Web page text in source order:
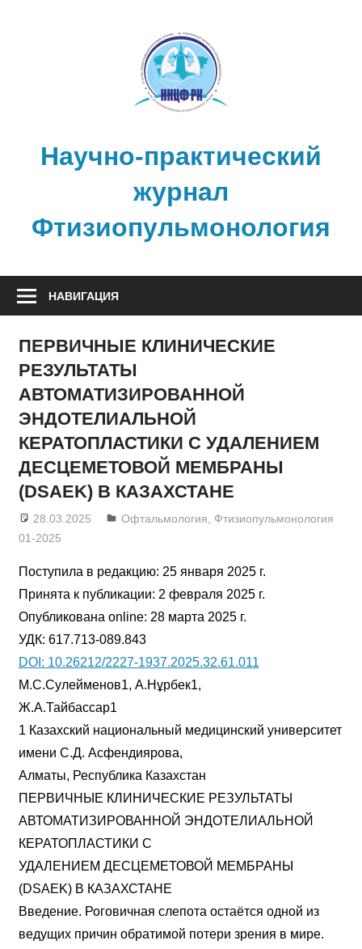
Научно-практический
журнал
Фтизиопульмонология
НАВИГАЦИЯ
ПЕРВИЧНЫЕ КЛИНИЧЕСКИЕ
РЕЗУЛЬТАТЫ
АВТОМАТИЗИРОВАННОЙ
ЭНДОТЕЛИАЛЬНОЙ
КЕРАТОПЛАСТИКИ С УДАЛЕНИЕМ
ДЕСЦЕМЕТОВОЙ МЕМБРАНЫ
(DSAEK) В КАЗАХСТАНЕ
28.03.2025 admin
Офтальмология
Фтизиопульмонология
01-2025
Поступила в редакцию: 25 января 2025 г.
Принята к публикации: 2 февраля 2025 г.
Опубликована online: 28 марта 2025 г.
УДК: 617.713-089.843
DOI: 10.26212/2227-1937.2025.32.61.011
М.С.Сулейменов1, А.Нұрбек1,
Ж.А.Тайбассар1
1 Казахский национальный медицинский университет
имени С.Д. Асфендиярова,
Алматы, Республика Казахстан
ПЕРВИЧНЫЕ КЛИНИЧЕСКИЕ РЕЗУЛЬТАТЫ
АВТОМАТИЗИРОВАННОЙ ЭНДОТЕЛИАЛЬНОЙ
КЕРАТОПЛАСТИКИ С
УДАЛЕНИЕМ ДЕСЦЕМЕТОВОЙ МЕМБРАНЫ
(DSAEK) В КАЗАХСТАНЕ
Введение. Роговичная слепота остаётся одной из
ведущих причин обратимой потери зрения в мире.